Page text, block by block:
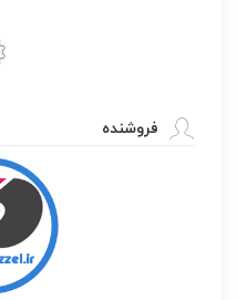
فروشنده